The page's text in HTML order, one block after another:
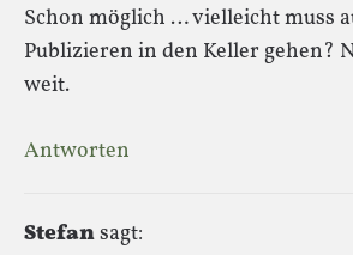
Schon möglich … vielleicht muss
Publizieren in den Keller gehen?
weit.
Antworten
Stefansagt: